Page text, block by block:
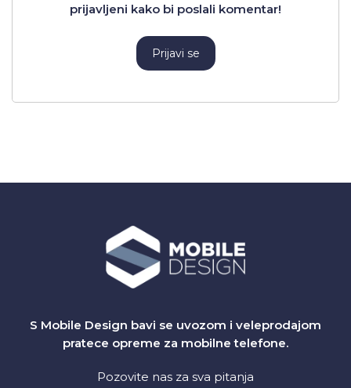
prijavljeni kako bi poslali komentar!
Prijavi se
S Mobile Design bavi se uvozom i veleprodajom
pratece opreme za mobilne telefone.
Pozovite nas za sva pitanja